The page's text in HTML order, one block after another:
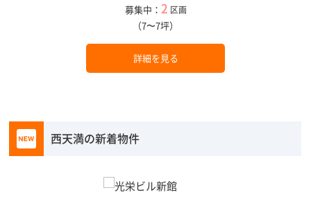
募集中： 2 区画
（7〜7坪）
詳細を見る
西天満の新着物件